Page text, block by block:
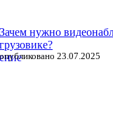
Зачем нужно
грузовике?
опубликовано 23.07.2025